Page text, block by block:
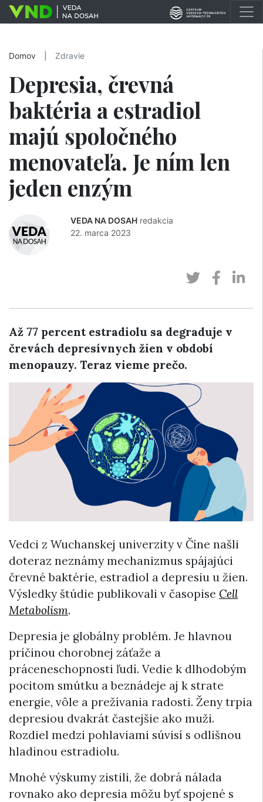
Domov Zdravie
Depresia, črevná
baktéria a estradiol
majú spoločného
menovateľa. Je ním len
jeden enzým
VEDA NA DOSAH redakcia
22. marca 2023
Až 77 percent estradiolu sa degraduje v
črevách depresívnych žien v období
menopauzy. Teraz vieme prečo.
Vedci z Wuchanskej univerzity v Číne našli
doteraz neznámy mechanizmus spájajúci
črevné baktérie, estradiol a depresiu u žien.
Výsledky štúdie publikovali v časopise Cell
Metabolism.
Depresia je globálny problém. Je hlavnou
príčinou chorobnej záťaže a
práceneschopnosti ľudí. Vedie k dlhodobým
pocitom smútku a beznádeje aj k strate
energie, vôle a prežívania radosti. Ženy trpia
depresiou dvakrát častejšie ako muži.
Rozdiel medzi pohlaviami súvisí s odlišnou
hladinou estradiolu.
Mnohé výskumy zistili, že dobrá nálada
rovnako ako depresia môžu byť spojené s